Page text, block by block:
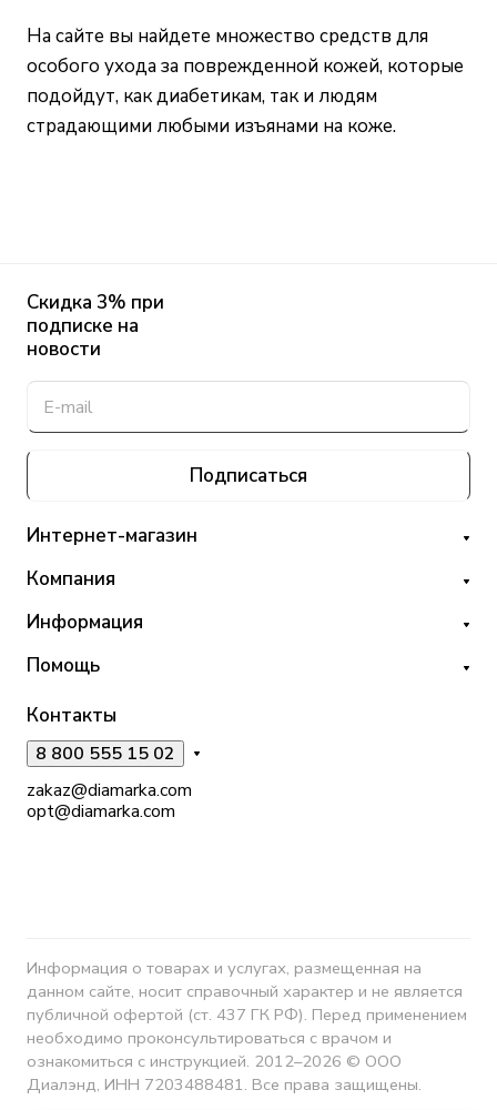
На сайте вы найдете множество средств для
особого ухода за поврежденной кожей, которые
подойдут, как диабетикам, так и людям
страдающими любыми изъянами на коже.
Скидка 3% при
подписке на
новости
Подписаться
Интернет-магазин
Компания
Информация
Помощь
Контакты
8 800 555 15 02
zakaz@diamarka.com
opt@diamarka.com
Информация о товарах и услугах, размещенная на
данном сайте, носит справочный характер и не является
публичной офертой (ст. 437 ГК РФ). Перед применением
необходимо проконсультироваться с врачом и
ознакомиться с инструкцией. 2012–2026 © ООО
Диалэнд, ИНН 7203488481. Все права защищены.